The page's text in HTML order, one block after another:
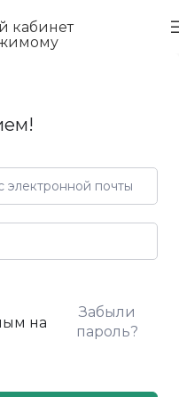
кабинет
на
Забыли
пароль?